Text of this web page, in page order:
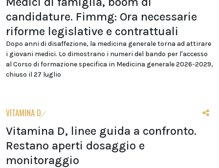
candidature. Fimmg: Ora necessarie
riforme legislative e contrattuali
Dopo anni di disaffezione, la medicina generale torna ad attirare
i giovani medici. Lo dimostrano i numeri del bando per l'accesso
al Corso di formazione specifica in Medicina generale 2026-2029,
chiuso il 27 luglio
VITAMINA D
Vitamina D, linee guida a confronto.
Restano aperti dosaggio e
monitoraggio